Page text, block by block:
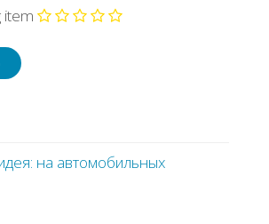
item
на автомобильных